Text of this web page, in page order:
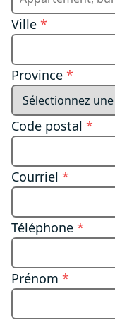
Ville *
Province *
Code postal *
Courriel *
Téléphone *
Prénom *